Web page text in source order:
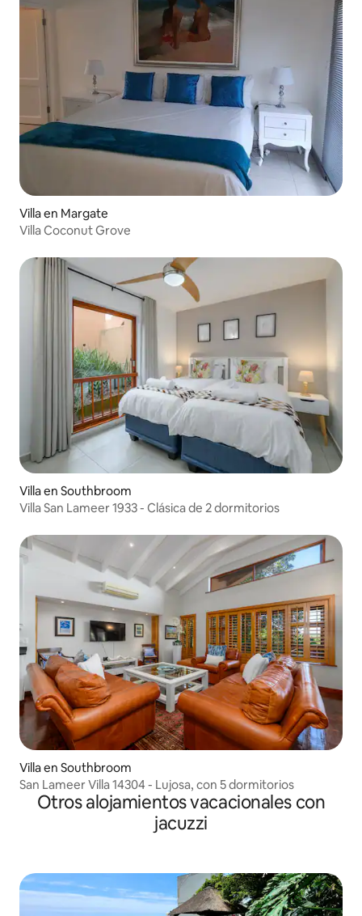
Villa en Margate
Villa Coconut Grove
Villa en Southbroom
Villa San Lameer 1933 - Clásica de 2 dormitorios
Villa en Southbroom
San Lameer Villa 14304 - Lujosa, con 5 dormitorios
Otros alojamientos vacacionales con
jacuzzi